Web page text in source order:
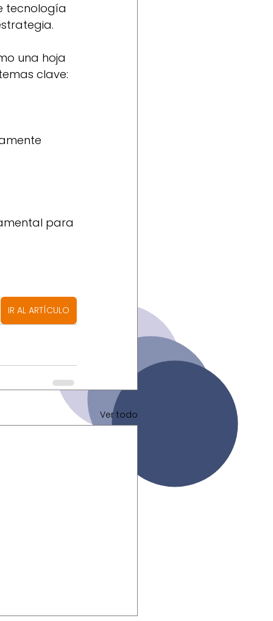
tecnología
una hoja
clave:
para
IR AL ARTÍCULO
Ver todo